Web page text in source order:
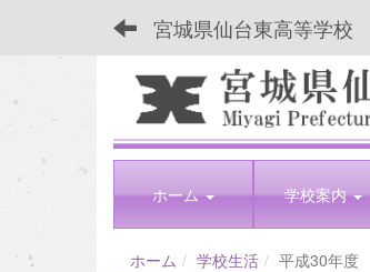
宮城県仙台東高等学校
ホーム 学校案内
ホーム 学校生活
平成30年度